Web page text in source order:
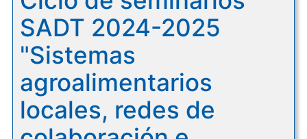
SADT 2024-2025
"Sistemas
agroalimentarios
locales, redes de